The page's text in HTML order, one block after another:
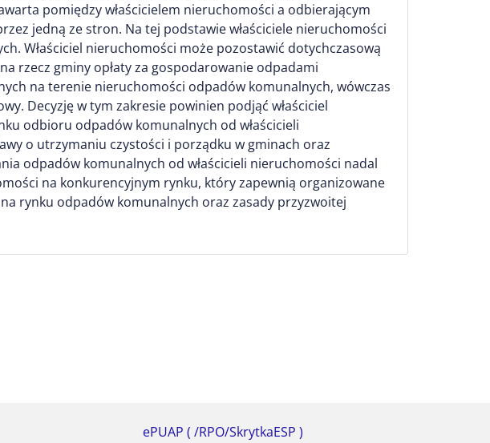
pomiędzy właścicielem nieruchomości a odbierającym
jedną ze stron. Na tej podstawie właściciele nieruchomości
Właściciel nieruchomości może pozostawić dotychczasową
rzecz gminy opłaty za gospodarowanie odpadami
na terenie nieruchomości odpadów komunalnych, wówczas
Decyzję w tym zakresie powinien podjąć właściciel
odbioru odpadów komunalnych od właścicieli
o utrzymaniu czystości i porządku w gminach oraz
odpadów komunalnych od właścicieli nieruchomości nadal
na konkurencyjnym rynku, który zapewnią organizowane
rynku odpadów komunalnych oraz zasady przyzwoitej
ePUAP ( /RPO/SkrytkaESP )